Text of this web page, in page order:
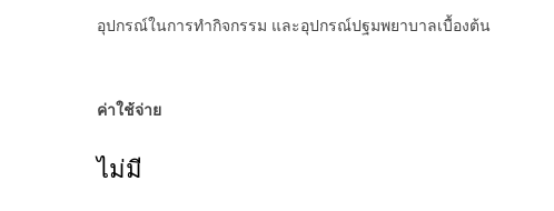
อุปกรณ์ในการทำกิจกรรม และอุปกรณ์ปฐมพยาบาลเบื้องต้น
ค่าใช้จ่าย
ไม่มี